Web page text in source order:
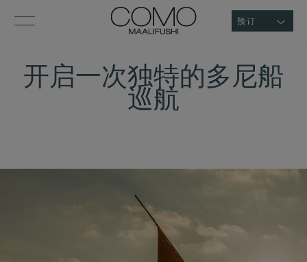
预订
开启一次独特的多尼船
巡航